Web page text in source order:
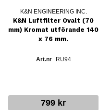
K&N ENGINEERING INC.
K&N Luftfilter Ovalt (70
mm) Kromat utförande 140
x 76 mm.
RU94
799 kr